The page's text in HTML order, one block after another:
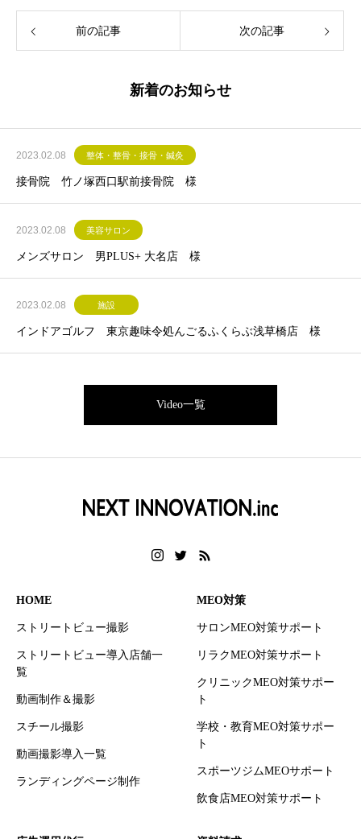
前の記事 次の記事
新着のお知らせ
2023.02.08 整体・整骨・接骨・鍼灸
接骨院 竹ノ塚西口駅前接骨院 様
2023.02.08 美容サロン
メンズサロン 男PLUS+ 大名店 様
2023.02.08 施設
インドアゴルフ 東京趣味令処んごるふくらぶ浅草橋店 様
Video一覧
HOME
ストリートビュー撮影
ストリートビュー導入店舗一
覧
動画制作＆撮影
スチール撮影
動画撮影導入一覧
ランディングページ制作
MEO対策
サロンMEO対策サポート
リラクMEO対策サポート
クリニックMEO対策サポー
ト
学校・教育MEO対策サポー
ト
スポーツジムMEOサポート
飲食店MEO対策サポート